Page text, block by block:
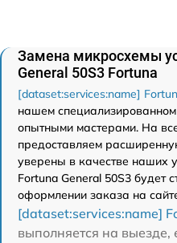
Замена микросхемы
General 50S3 Fortuna
[dataset:services:name]
нашем
опытными мастерами. На
предоставляем
уверены в качестве наших
Fortuna General 50S3 будет
оформлении заказа на
[dataset:services:name]
выполняется на выезде,